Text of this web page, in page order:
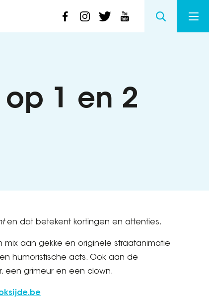
1 en 2
en dat betekent kortingen en attenties.
mix aan gekke en originele straatanimatie
humoristische acts. Ook aan de
een grimeur en een clown.